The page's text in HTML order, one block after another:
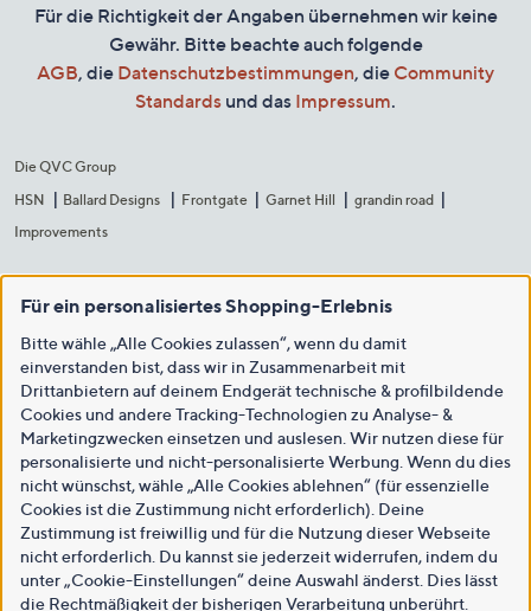
Für die Richtigkeit der Angaben übernehmen wir keine
Gewähr. Bitte beachte auch folgende
AGB, die Datenschutzbestimmungen, die Community
Standards und das Impressum.
Die QVC Group
HSN
Ballard Designs Frontgate Garnet Hill
grandin road
Improvements
Für ein personalisiertes Shopping-Erlebnis
Bitte wähle „Alle Cookies zulassen“, wenn du damit
einverstanden bist, dass wir in Zusammenarbeit mit
Drittanbietern auf deinem Endgerät technische & profilbildende
Cookies und andere Tracking-Technologien zu Analyse- &
Marketingzwecken einsetzen und auslesen. Wir nutzen diese für
personalisierte und nicht-personalisierte Werbung. Wenn du dies
nicht wünschst, wähle „Alle Cookies ablehnen“ (für essenzielle
Cookies ist die Zustimmung nicht erforderlich). Deine
Zustimmung ist freiwillig und für die Nutzung dieser Webseite
nicht erforderlich. Du kannst sie jederzeit widerrufen, indem du
unter „Cookie-Einstellungen“ deine Auswahl änderst. Dies lässt
die Rechtmäßigkeit der bisherigen Verarbeitung unberührt.